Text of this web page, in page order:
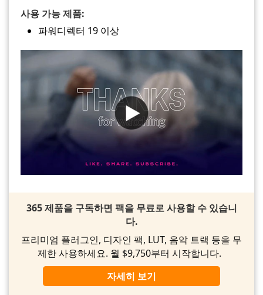
사용 가능 제품:
파워디렉터 19 이상
365 제품을 구독하면 팩을 무료로 사용할 수 있습니
다.
프리미엄 플러그인, 디자인 팩, LUT, 음악 트랙 등을 무
제한 사용하세요. 월 $9,750부터 시작합니다.
자세히 보기